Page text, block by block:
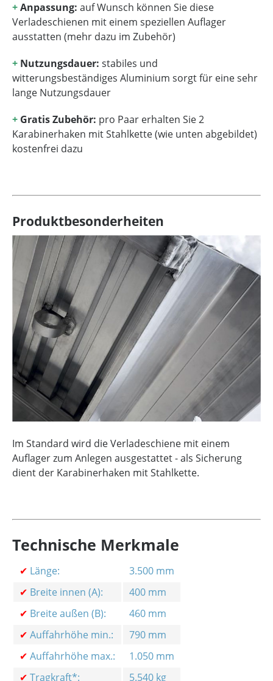
+Anpassung: auf Wunsch können Sie diese
Verladeschienen mit einem speziellen Auflager
ausstatten (mehr dazu im Zubehör)
+ Nutzungsdauer: stabiles und
witterungsbeständiges Aluminium sorgt für eine sehr
lange Nutzungsdauer
+ Gratis Zubehör: pro Paar erhalten Sie 2
Karabinerhaken mit Stahlkette (wie unten abgebildet)
kostenfrei dazu
Produktbesonderheiten
Im Standard wird die Verladeschiene mit einem
Auflager zum Anlegen ausgestattet - als Sicherung
dient der Karabinerhaken mit Stahlkette.
Technische Merkmale
✔ Länge:
3.500 mm
✔ Breite innen (A):
400 mm
✔ Breite außen (B):
460 mm
✔ Auffahrhöhe min.:
790 mm
✔ Auffahrhöhe max.:
1.050 mm
✔ Tragkraft*: 5.540 kg